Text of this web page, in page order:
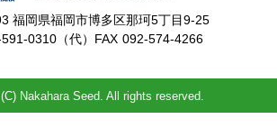
福岡県福岡市博多区那珂5丁目9-25
0310（代） FAX 092-574-4266
Nakahara Seed. All rights reserved.